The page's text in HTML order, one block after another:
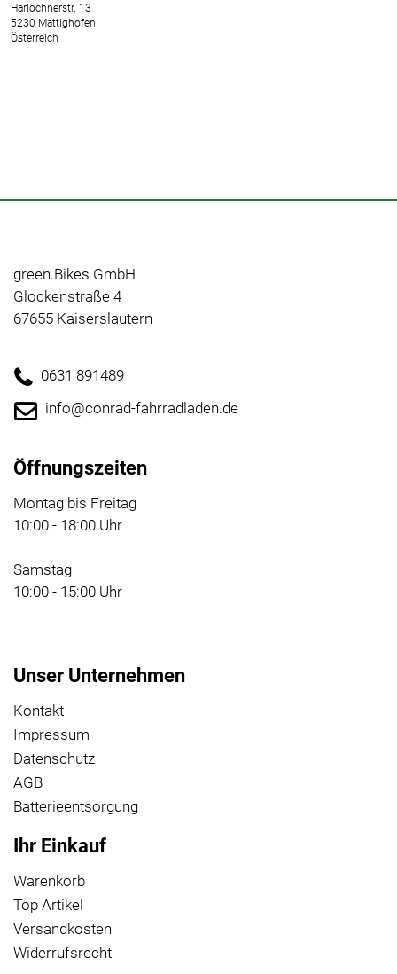
Harlochnerstr. 13
5230 Mattighofen
Österreich
green.Bikes GmbH
Glockenstraße 4
67655 Kaiserslautern
0631 891489
info@conrad-fahrradladen.de
Öffnungszeiten
Montag bis Freitag
10:00 - 18:00 Uhr
Samstag
10:00 - 15:00 Uhr
Unser Unternehmen
Kontakt
Impressum
Datenschutz
AGB
Batterieentsorgung
Ihr Einkauf
Warenkorb
Top Artikel
Versandkosten
Widerrufsrecht